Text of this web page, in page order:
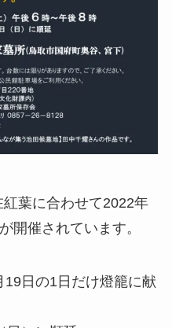
紅葉に合わせて2022年
開催されています。
日の1日だけ燈籠に献